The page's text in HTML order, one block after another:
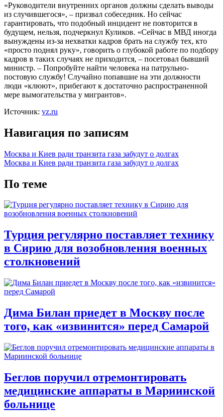
«Руководители внутренних органов должны сделать выводы
из случившегося», – призвал собеседник. Но сейчас
гарантировать, что подобный инцидент не повторится в
будущем, нельзя, подчеркнул Куликов. «Сейчас в МВД иногда
вынуждены из-за нехватки кадров брать на службу тех, кто
«просто поднял руку», говорить о глубокой работе по подбору
кадров в таких случаях не приходится, – посетовал бывший
министр. – Попробуйте найти человека на патрульно-
постовую службу! Случайно попавшие на эти должности
люди «клюют», прибегают к достаточно распространенной
мере вымогательства у мигрантов».
Источник: vz.ru
Навигация по записям
Москва и Киев ради транзита газа забудут о долгах
Москва и Киев ради транзита газа забудут о долгах
По теме
Турция регулярно поставляет технику
в Сирию для возобновления военных
столкновений
Дима Билан приедет в Москву после
того, как «извинится» перед Самарой
Беглов поручил отремонтировать
медицинские аппараты в Мариинской
больнице